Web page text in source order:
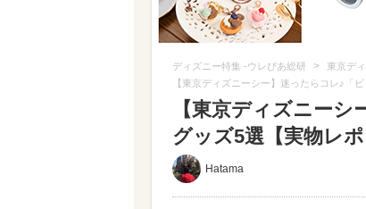
ディズニー特集 -ウレぴあ総研 > 東京デ
【東京ディズニーシー】迷ったらコレ♪「
【東京ディズニー
グッズ5選【実物レポ
Hatama